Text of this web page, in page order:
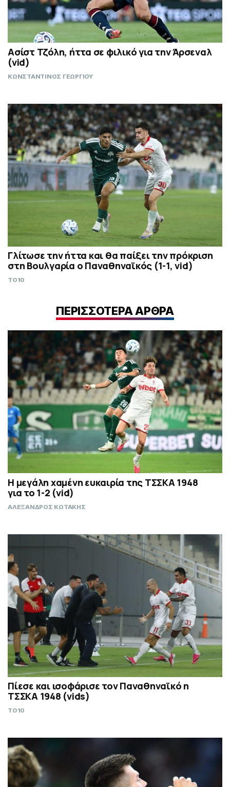
Ασίστ Τζόλη, ήττα σε φιλικό για την Άρσεναλ
(vid)
ΚΩΝΣΤΑΝΤΙΝΟΣ ΓΕΩΡΓΙΟΥ
Γλίτωσε την ήττα και θα παίξει την πρόκριση
στη Βουλγαρία ο Παναθηναϊκός (1-1, vid)
TO10
ΠΕΡΙΣΣΟΤΕΡΑ ΑΡΘΡΑ
Η μεγάλη χαμένη ευκαιρία της ΤΣΣΚΑ 1948
για το 1-2 (vid)
ΑΛΕΞΑΝΔΡΟΣ ΚΩΤΑΚΗΣ
Πίεσε και ισοφάρισε τον Παναθηναϊκό η
ΤΣΣΚΑ 1948 (vids)
TO10